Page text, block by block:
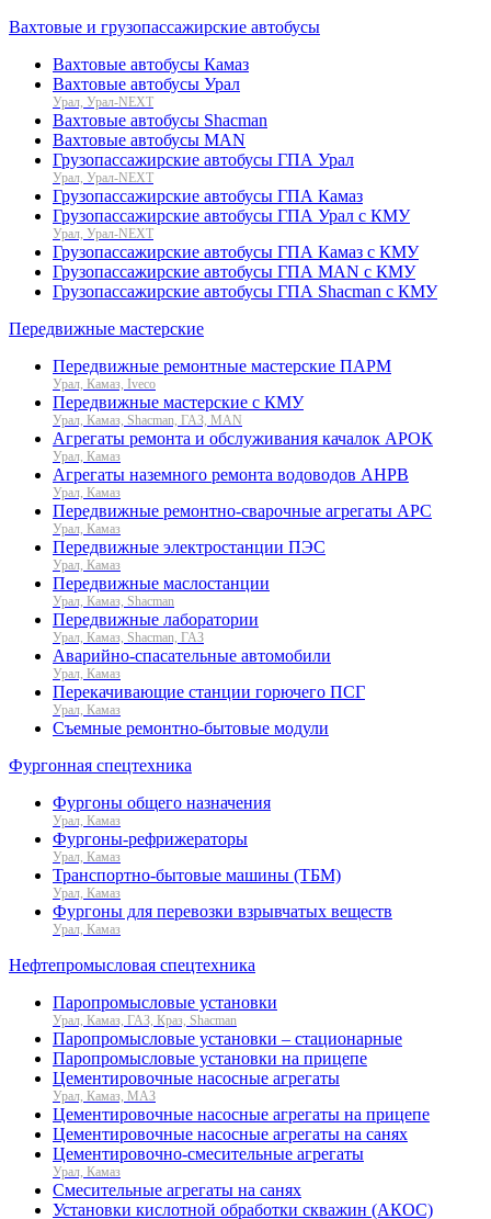
Вахтовые и грузопассажирские автобусы
Вахтовые автобусы Камаз
Вахтовые автобусы Урал
Урал, Урал-NEXT
Вахтовые автобусы Shacman
Вахтовые автобусы MAN
Грузопассажирские автобусы ГПА Урал
Урал, Урал-NEXT
Грузопассажирские автобусы ГПА Камаз
Грузопассажирские автобусы ГПА Урал с КМУ
Урал, Урал-NEXT
Грузопассажирские автобусы ГПА Камаз с КМУ
Грузопассажирские автобусы ГПА MAN с КМУ
Грузопассажирские автобусы ГПА Shacman с КМУ
Передвижные мастерские
Передвижные ремонтные мастерские ПАРМ
Урал, Камаз, Iveco
Передвижные мастерские с КМУ
Урал, Камаз, Shacman, ГАЗ, MAN
Агрегаты ремонта и обслуживания качалок АРОК
Урал, Камаз
Агрегаты наземного ремонта водоводов АНРВ
Урал, Камаз
Передвижные ремонтно-сварочные агрегаты АРС
Урал, Камаз
Передвижные электростанции ПЭС
Урал, Камаз
Передвижные маслостанции
Урал, Камаз, Shacman
Передвижные лаборатории
Урал, Камаз, Shacman, ГАЗ
Аварийно-спасательные автомобили
Урал, Камаз
Перекачивающие станции горючего ПСГ
Урал, Камаз
Съемные ремонтно-бытовые модули
Фургонная спецтехника
Фургоны общего назначения
Урал, Камаз
Фургоны-рефрижераторы
Урал, Камаз
Транспортно-бытовые машины (ТБМ)
Урал, Камаз
Фургоны для перевозки взрывчатых веществ
Урал, Камаз
Нефтепромысловая спецтехника
Паропромысловые установки
Урал, Камаз, ГАЗ, Краз, Shacman
Паропромысловые установки – стационарные
Паропромысловые установки на прицепе
Цементировочные насосные агрегаты
Урал, Камаз, МАЗ
Цементировочные насосные агрегаты на прицепе
Цементировочные насосные агрегаты на санях
Цементировочно-смесительные агрегаты
Урал, Камаз
Смесительные агрегаты на санях
Установки кислотной обработки скважин (АКОС)